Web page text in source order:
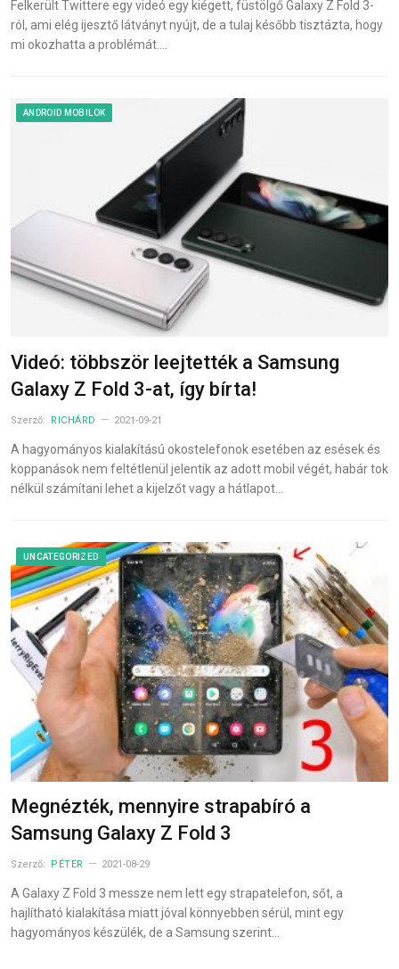
Felkerült Twittere egy videó egy kiégett, füstölgő Galaxy Z Fold 3-
ról, ami elég ijesztő látványt nyújt, de a tulaj később tisztázta, hogy
mi okozhatta a problémát.…
ANDROID MOBILOK
Videó: többször leejtették a Samsung
Galaxy Z Fold 3-at, így bírta!
Szerző: RICHÁRD 2021-09-21
A hagyományos kialakítású okostelefonok esetében az esések és
koppanások nem feltétlenül jelentik az adott mobil végét, habár tok
nélkül számítani lehet a kijelzőt vagy a hátlapot…
UNCATEGORIZED
Megnézték, mennyire strapabíró a
Samsung Galaxy Z Fold 3
Szerző: PÉTER 2021-08-29
A Galaxy Z Fold 3 messze nem lett egy strapatelefon, sőt, a
hajlítható kialakítása miatt jóval könnyebben sérül, mint egy
hagyományos készülék, de a Samsung szerint…